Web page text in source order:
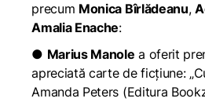
precum Monica Bîrlădeanu,
Amalia Enache:
● Marius Manole a oferit
apreciată carte de ficțiune:
Amanda Peters (Editura